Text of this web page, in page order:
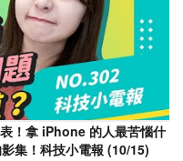
！拿 iPhone 的人最苦惱什
集！科技小電報 (10/15)